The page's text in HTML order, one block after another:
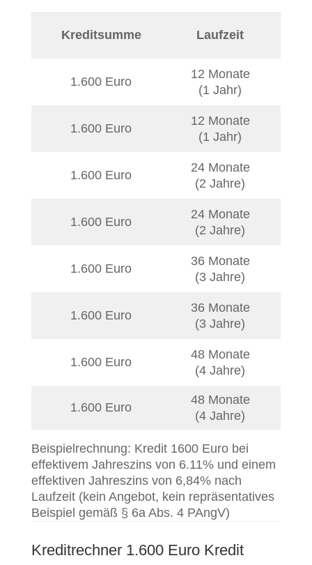
Kreditsumme Laufzeit
1.600 Euro
12 Monate
(1 Jahr)
1.600 Euro
12 Monate
(1 Jahr)
1.600 Euro
24 Monate
(2 Jahre)
1.600 Euro
24 Monate
(2 Jahre)
1.600 Euro
36 Monate
(3 Jahre)
1.600 Euro
36 Monate
(3 Jahre)
1.600 Euro
48 Monate
(4 Jahre)
1.600 Euro
48 Monate
(4 Jahre)
Beispielrechnung: Kredit 1600 Euro bei
effektivem Jahreszins von 6.11% und einem
effektiven Jahreszins von 6,84% nach
Laufzeit (kein Angebot, kein repräsentatives
Beispiel gemäß § 6a Abs. 4 PAngV)
Kreditrechner 1.600 Euro Kredit